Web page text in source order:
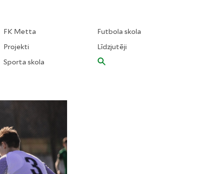
FK Metta
Projekti
Sporta skola
Futbola skola
Līdzjutēji